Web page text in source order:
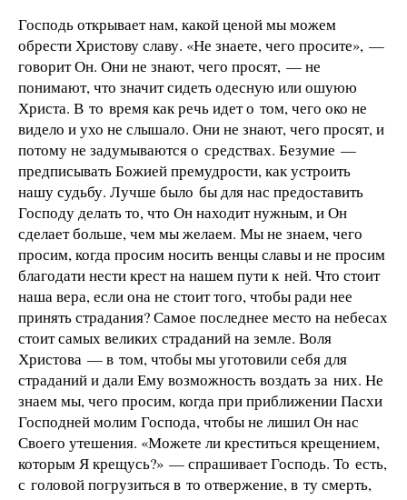
Господь открывает нам, какой ценой мы можем
обрести Христову славу. «Не знаете, чего просите», —
говорит Он. Они не знают, чего просят, — не
понимают, что значит сидеть одесную или ошуюю
Христа. В то время как речь идет о том, чего око не
видело и ухо не слышало. Они не знают, чего просят, и
потому не задумываются о средствах. Безумие —
предписывать Божией премудрости, как устроить
нашу судьбу. Лучше было бы для нас предоставить
Господу делать то, что Он находит нужным, и Он
сделает больше, чем мы желаем. Мы не знаем, чего
просим, когда просим носить венцы славы и не просим
благодати нести крест на нашем пути к ней. Что стоит
наша вера, если она не стоит того, чтобы ради нее
принять страдания? Самое последнее место на небесах
стоит самых великих страданий на земле. Воля
Христова — в том, чтобы мы уготовили себя для
страданий и дали Ему возможность воздать за них. Не
знаем мы, чего просим, когда при приближении Пасхи
Господней молим Господа, чтобы не лишил Он нас
Своего утешения. «Можете ли креститься крещением,
которым Я крещусь?» — спрашивает Господь. То есть,
с головой погрузиться в то отвержение, в ту смерть,